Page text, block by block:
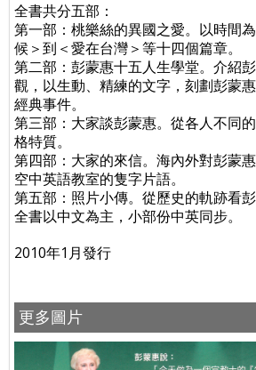
全書共分五部：
第一部：桃樂絲的異國之愛。以時間
候＞到＜愛在台灣＞等十四個篇章。
第二部：彭蒙惠十五人生學堂。介紹
觀，以生動、精練的文字，刻劃彭蒙
經典事件。
第三部：大家談彭蒙惠。從各人不同
格特質。
第四部：大家的來信。海內外對彭蒙
空中英語教室的隻字片語。
第五部：照片小傳。從歷史的軌跡看彭
全書以中文為主，小部份中英同步。
2010年1月發行
更多圖片